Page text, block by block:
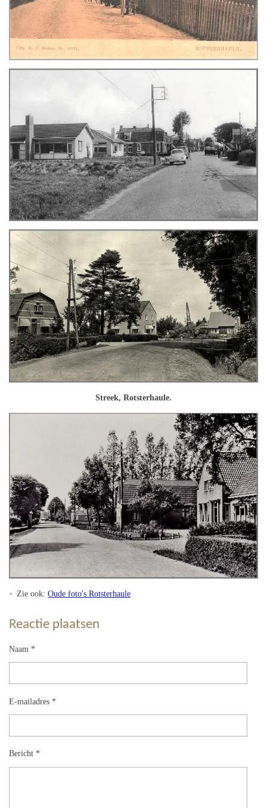
Streek, Rotsterhaule.
Zie ook:Oude foto's Rotsterhaule
Reactie plaatsen
Naam *
E-mailadres *
Bericht *